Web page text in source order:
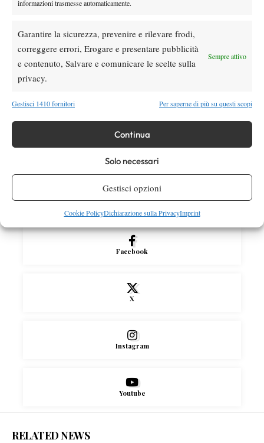
informazioni trasmesse automaticamente.
Garantire la sicurezza, prevenire e rilevare frodi,
correggere errori, Erogare e presentare pubblicità
e contenuto, Salvare e comunicare le scelte sulla
privacy.
Sempre attivo
Gestisci 1410 fornitori Per saperne di più su questi scopi
Continua
Solo necessari
Gestisci opzioni
Cookie PolicyDichiarazione sulla PrivacyImprint
News Wta
WTA 1000 Toronto 2026: pioggia pesante,
gioco sospeso
Masters 1000 Montreal 2026: Darderi
Shang inizia in ritardo per pioggia
SOCIAL
Facebook
X
Instagram
Youtube
RELATED NEWS